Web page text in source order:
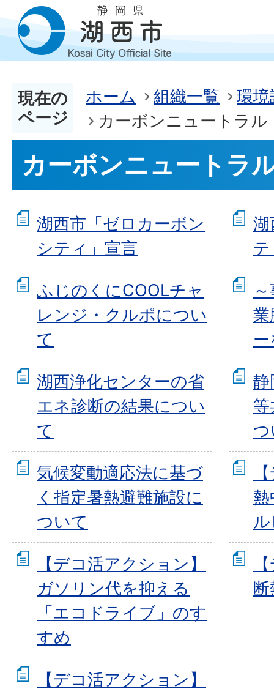
現在の
ページ
ホーム 組織一覧
環境
カーボンニュートラル
カーボンニュートラ
湖西市「ゼロカーボン
シティ」宣言
湖
ふじのくにCOOLチャ
レンジ・クルポについ
て
業
湖西浄化センターの省
エネ診断の結果につい
て
静
気候変動適応法に基づ
く指定暑熱避難施設に
ついて
【デコ活アクション】
ガソリン代を抑える
「エコドライブ」のす
すめ
【デコ活アクション】